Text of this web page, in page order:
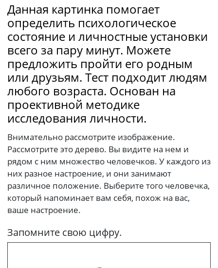
Данная картинка помогает
определить психологическое
состояние и личностные установки
всего за пару минут. Можете
предложить пройти его родным
или друзьям. Тест подходит людям
любого возраста. Основан на
проективной методике
исследования личности.
Внимательно рассмотрите изображение.
Рассмотрите это дерево. Вы видите на нем и
рядом с ним множество человечков. У каждого из
них разное настроение, и они занимают
различное положение. Выберите того человечка,
который напоминает вам себя, похож на вас,
ваше настроение.
Запомните свою цифру.